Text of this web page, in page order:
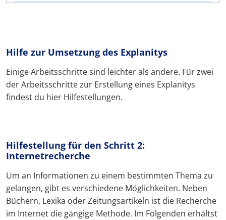
Hilfe zur Umsetzung des Explanitys
Einige Arbeitsschritte sind leichter als andere. Für zwei
der Arbeitsschritte zur Erstellung eines Explanitys
findest du hier Hilfestellungen.
Hilfestellung für den Schritt 2:
Internetrecherche
Um an Informationen zu einem bestimmten Thema zu
gelangen, gibt es verschiedene Möglichkeiten. Neben
Büchern, Lexika oder Zeitungsartikeln ist die Recherche
im Internet die gängige Methode. Im Folgenden erhältst